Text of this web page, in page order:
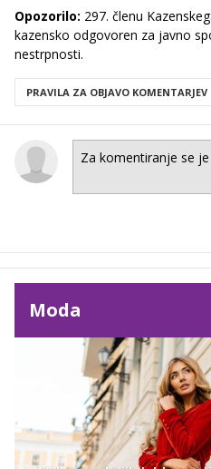
Opozorilo: 297. členu
kazensko odgovoren za javno
nestrpnosti.
PRAVILA ZA OBJAVO KOMENTARJEV
Moda